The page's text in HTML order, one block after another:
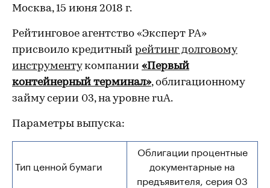
Москва, 15 июня 2018 г.
Рейтинговое агентство «Эксперт РА»
присвоило кредитный рейтинг долговому
инструментукомпании «Первый
контейнерный терминал», облигационному
займу серии 03, на уровне ruА.
Параметры выпуска:
Тип ценной бумаги
Облигации процентные
документарные на
предъявителя, серия 03